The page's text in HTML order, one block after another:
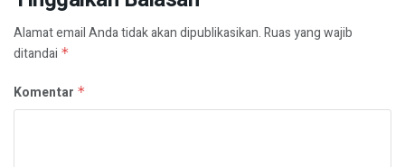
Alamat email Anda tidak akan dipublikasikan.Ruas yang wajib
ditandai *
Komentar *